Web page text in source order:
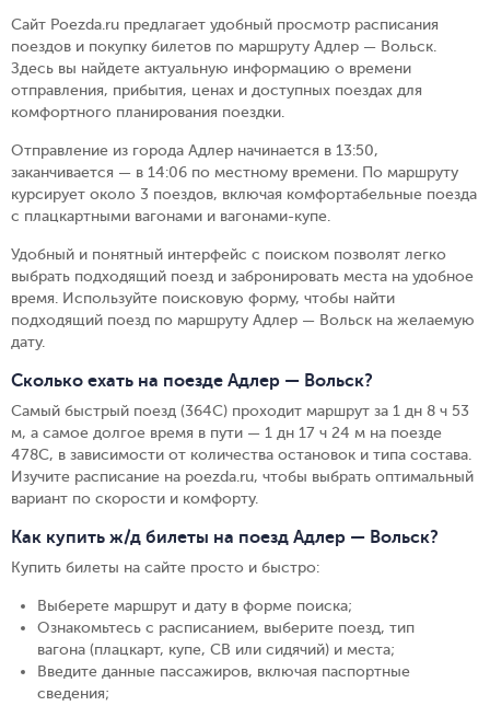
Сайт Poezda.ru предлагает удобный просмотр расписания
поездов и покупку билетов по маршруту Адлер — Вольск.
Здесь вы найдете актуальную информацию о времени
отправления, прибытия, ценах и доступных поездах для
комфортного планирования поездки.
Отправление из города Адлер начинается в 13:50,
заканчивается — в 14:06 по местному времени. По маршруту
курсирует около 3 поездов, включая комфортабельные поезда
с плацкартными вагонами и вагонами-купе.
Удобный и понятный интерфейс с поиском позволят легко
выбрать подходящий поезд и забронировать места на удобное
время. Используйте поисковую форму, чтобы найти
подходящий поезд по маршруту Адлер — Вольск на желаемую
дату.
Сколько ехать на поезде Адлер — Вольск?
Самый быстрый поезд (364С) проходит маршрут за 1 дн 8 ч 53
м, а самое долгое время в пути — 1 дн 17 ч 24 м на поезде
478С, в зависимости от количества остановок и типа состава.
Изучите расписание на poezda.ru, чтобы выбрать оптимальный
вариант по скорости и комфорту.
Как купить ж/д билеты на поезд Адлер — Вольск?
Купить билеты на сайте просто и быстро:
Выберете маршрут и дату в форме поиска;
Ознакомьтесь с расписанием, выберите поезд, тип
вагона (плацкарт, купе, СВ или сидячий) и места;
Введите данные пассажиров, включая паспортные
сведения;